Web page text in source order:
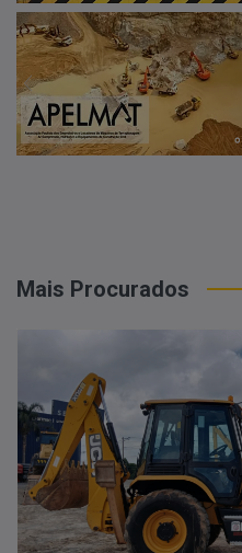
Cor
Escolha uma Cor
Condição
Mais Procurados